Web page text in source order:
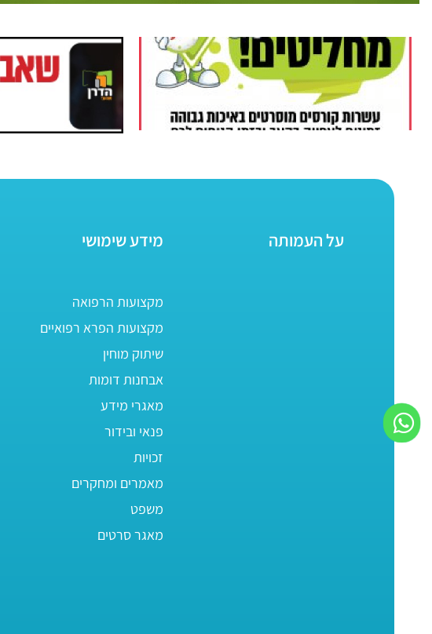
על העמותה מידע שימושי
מקצועות הרפואה
מקצועות הפרא רפואיים
שיתוק מוחין
אבחנות דומות
מאגרי מידע
פנאי ובידור
זכויות
מאמרים ומחקרים
משפט
מאגר סרטים